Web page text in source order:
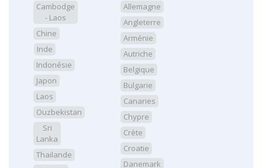
Cambodge
- Laos
Chine
Inde
Indonésie
Japon
Laos
Ouzbekistan
Sri
Lanka
Thailande
Allemagne
Angleterre
Arménie
Autriche
Belgique
Bulgarie
Canaries
Chypre
Crète
Croatie
Danemark